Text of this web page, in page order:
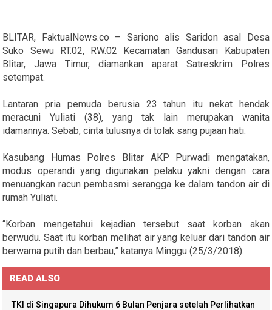
BLITAR, FaktualNews.co – Sariono alis Saridon asal Desa
Suko Sewu RT.02, RW.02 Kecamatan Gandusari Kabupaten
Blitar, Jawa Timur, diamankan aparat Satreskrim Polres
setempat.
Lantaran pria pemuda berusia 23 tahun itu nekat hendak
meracuni Yuliati (38), yang tak lain merupakan wanita
idamannya. Sebab, cinta tulusnya di tolak sang pujaan hati.
Kasubang Humas Polres Blitar AKP Purwadi mengatakan,
modus operandi yang digunakan pelaku yakni dengan cara
menuangkan racun pembasmi serangga ke dalam tandon air di
rumah Yuliati.
“Korban mengetahui kejadian tersebut saat korban akan
berwudu. Saat itu korban melihat air yang keluar dari tandon air
berwarna putih dan berbau,” katanya Minggu (25/3/2018).
READ ALSO
TKI di Singapura Dihukum 6 Bulan Penjara setelah Perlihatkan